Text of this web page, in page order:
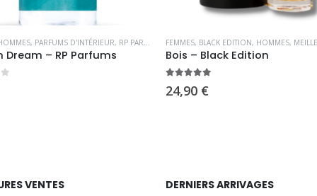
, PARFUMS D'INTÉRIEUR, RP PARFUMS
– RP Parfums
FEMMES, BLACK EDITION, HOMMES,
Bois – Black Edition
24,90 €
VENTES DERNIERS ARRIVAGES